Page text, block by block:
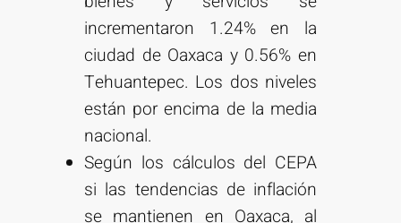
incrementaron 1.24% en la
ciudad de Oaxaca y 0.56% en
Tehuantepec. Los dos niveles
están por encima de la media
nacional.
Según los cálculos del CEPA
si las tendencias de inflación
se mantienen en Oaxaca, al